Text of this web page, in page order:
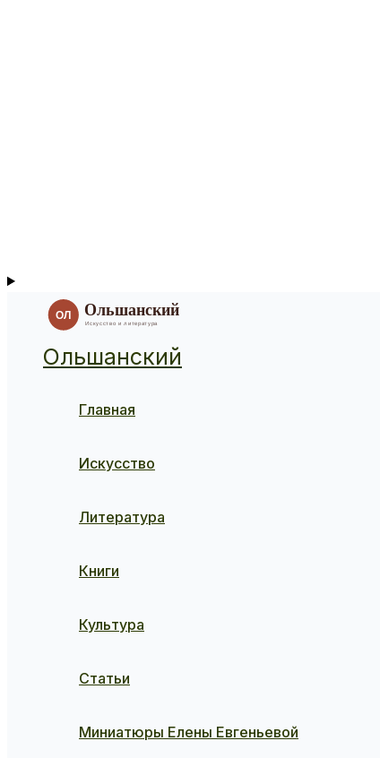
Ольшанский
Главная
Искусство
Литература
Книги
Культура
Статьи
Миниатюры Елены Евгеньевой